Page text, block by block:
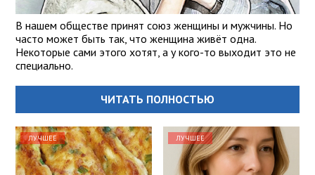
В нашем обществе принят союз женщины и мужчины. Но
часто может быть так, что женщина живёт одна.
Некоторые сами этого хотят, а у кого-то выходит это не
специально.
ЧИТАТЬ ПОЛНОСТЬЮ
ЛУЧШЕЕ ЛУЧШЕЕ